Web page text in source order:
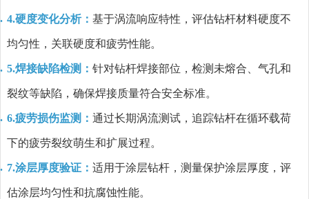
4.硬度变化分析： 基于涡流响应特性，评估钻杆材料硬度不
均匀性，关联硬度和疲劳性能。
5.焊接缺陷检测： 针对钻杆焊接部位，检测未熔合、气孔和
裂纹等缺陷，确保焊接质量符合安全标准。
6.疲劳损伤监测： 通过长期涡流测试，追踪钻杆在循环载荷
下的疲劳裂纹萌生和扩展过程。
7.涂层厚度验证： 适用于涂层钻杆，测量保护涂层厚度，评
估涂层均匀性和抗腐蚀性能。